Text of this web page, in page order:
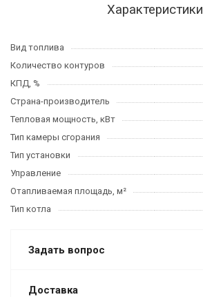
Характеристики
Вид топлива
Количество контуров
КПД, %
Страна-производитель
Тепловая мощность, кВт
Тип камеры сгорания
Тип установки
Управление
Отапливаемая площадь, м²
Тип котла
Задать вопрос
Доставка